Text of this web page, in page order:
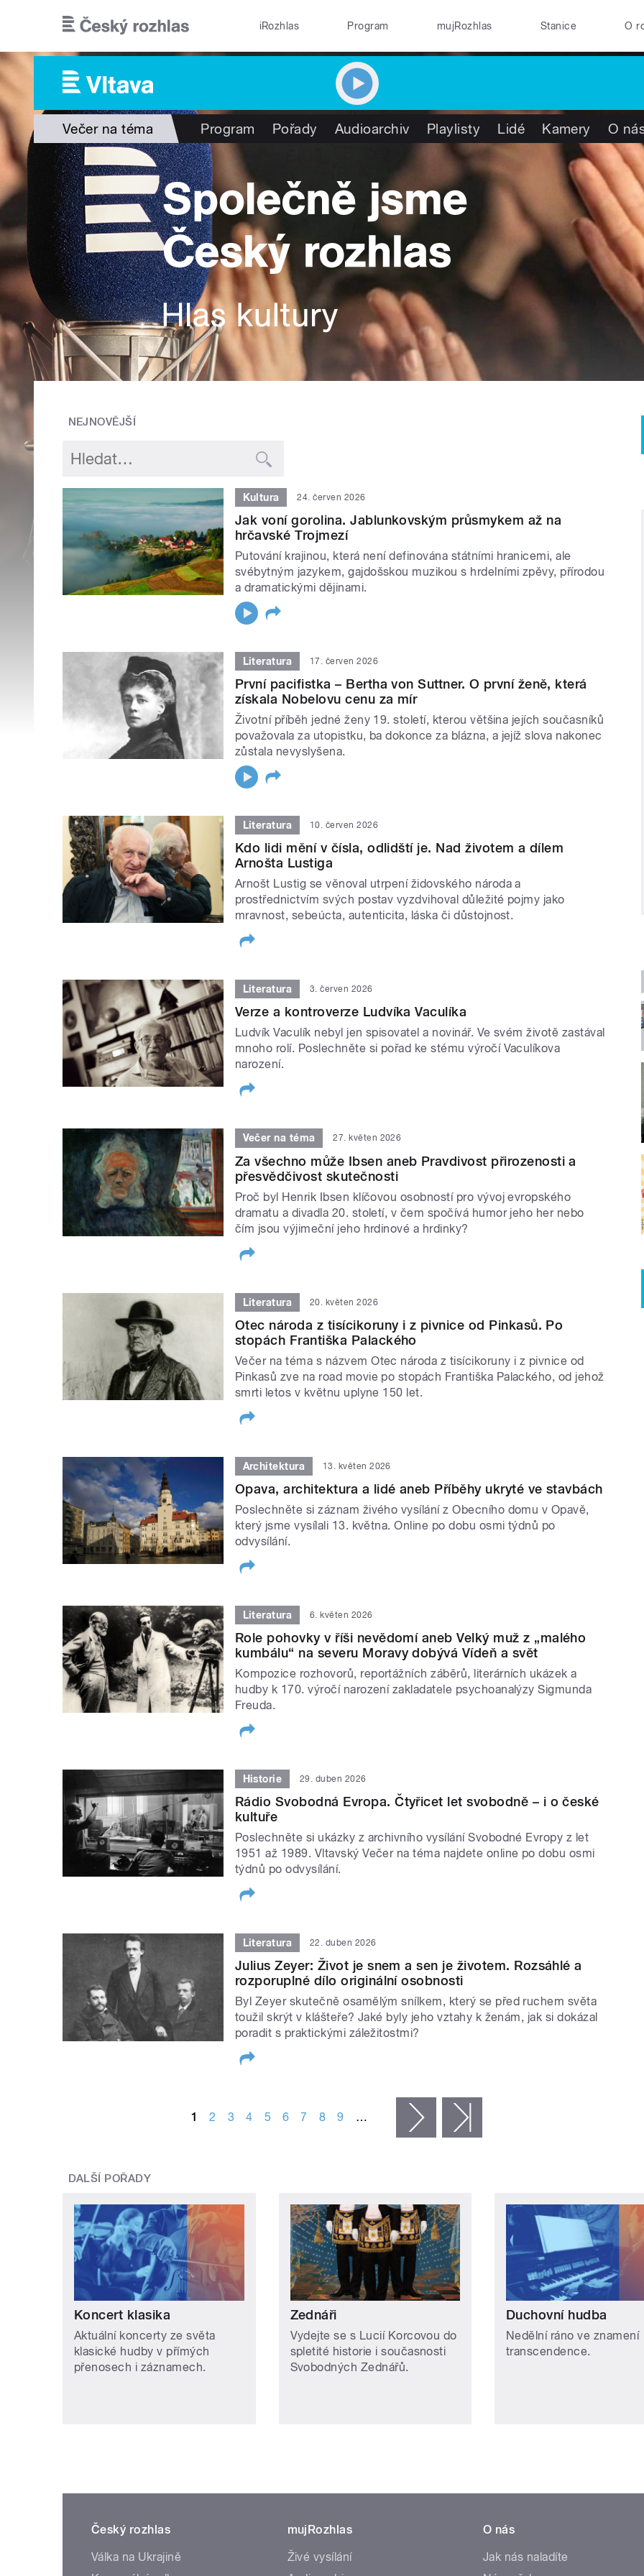
iRozhlas Program mujRozhlas Stanice O
Večer na téma Program Pořady Audioarchiv Playlisty Lidé Kamery O
NEJNOVĚJŠÍ
Kultura 24. červen 2026
Jak voní gorolina. Jablunkovským průsmykem až na
hrčavské Trojmezí
Putování krajinou, která není definována státními hranicemi, ale
svébytným jazykem, gajdošskou muzikou s hrdelními zpěvy, přírodou
a dramatickými dějinami.
Literatura 17. červen 2026
První pacifistka – Bertha von Suttner. O první ženě, která
získala Nobelovu cenu za mír
Životní příběh jedné ženy 19. století, kterou většina jejích současníků
považovala za utopistku, ba dokonce za blázna, a jejíž slova nakonec
zůstala nevyslyšena.
Literatura 10. červen 2026
Kdo lidi mění v čísla, odlidští je. Nad životem a dílem
Arnošta Lustiga
Arnošt Lustig se věnoval utrpení židovského národa a
prostřednictvím svých postav vyzdvihoval důležité pojmy jako
mravnost, sebeúcta, autenticita, láska či důstojnost.
Literatura 3. červen 2026
Verze a kontroverze Ludvíka Vaculíka
Ludvík Vaculík nebyl jen spisovatel a novinář. Ve svém životě zastával
mnoho rolí. Poslechněte si pořad ke stému výročí Vaculíkova
narození.
Večer na téma 27. květen 2026
Za všechno může Ibsen aneb Pravdivost přirozenosti a
přesvědčivost skutečnosti
Proč byl Henrik Ibsen klíčovou osobností pro vývoj evropského
dramatu a divadla 20. století, v čem spočívá humor jeho her nebo
čím jsou výjimeční jeho hrdinové a hrdinky?
Literatura 20. květen 2026
Otec národa z tisícikoruny i z pivnice od Pinkasů. Po
stopách Františka Palackého
Večer na téma s názvem Otec národa z tisícikoruny i z pivnice od
Pinkasů zve na road movie po stopách Františka Palackého, od jehož
smrti letos v květnu uplyne 150 let.
Architektura 13. květen 2026
Opava, architektura a lidé aneb Příběhy ukryté ve stavbách
Poslechněte si záznam živého vysílání z Obecního domu v Opavě,
který jsme vysílali 13. května. Online po dobu osmi týdnů po
odvysílání.
Literatura 6. květen 2026
Role pohovky v říši nevědomí aneb Velký muž z „malého
kumbálu“ na severu Moravy dobývá Vídeň a svět
Kompozice rozhovorů, reportážních záběrů, literárních ukázek a
hudby k 170. výročí narození zakladatele psychoanalýzy Sigmunda
Freuda.
Historie 29. duben 2026
Rádio Svobodná Evropa. Čtyřicet let svobodně – i o české
kultuře
Poslechněte si ukázky z archivního vysílání Svobodné Evropy z let
1951 až 1989. Vltavský Večer na téma najdete online po dobu osmi
týdnů po odvysílání.
Literatura 22. duben 2026
Julius Zeyer: Život je snem a sen je životem. Rozsáhlé a
rozporuplné dílo originální osobnosti
Byl Zeyer skutečně osamělým snílkem, který se před ruchem světa
toužil skrýt v klášteře? Jaké byly jeho vztahy k ženám, jak si dokázal
poradit s praktickými záležitostmi?
1 2 3 4 5 6 7 8 9 … následující ›
DALŠÍ POŘADY
Koncert klasika
Aktuální koncerty ze světa
klasické hudby v přímých
přenosech i záznamech.
Zednáři
Vydejte se s Lucií Korcovou do
spletité historie i současnosti
Svobodných Zednářů.
Duchovní hudba
Nedělní ráno ve znamení
transcendence.
Český rozhlas
Válka na Ukrajině
mujRozhlas
Živé vysílání
O nás
Jak nás naladíte